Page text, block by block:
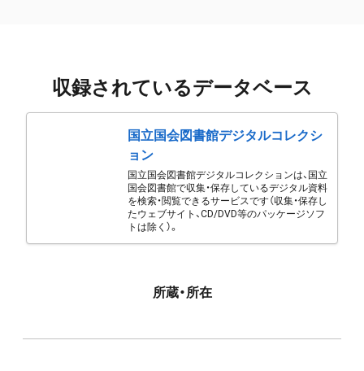
収録されているデータベース
国立国会図書館デジタルコレクシ
ョン
国立国会図書館デジタルコレクションは、国立
国会図書館で収集・保存しているデジタル資料
を検索・閲覧できるサービスです（収集・保存し
たウェブサイト、CD/DVD等のパッケージソフ
トは除く）。
所蔵・所在